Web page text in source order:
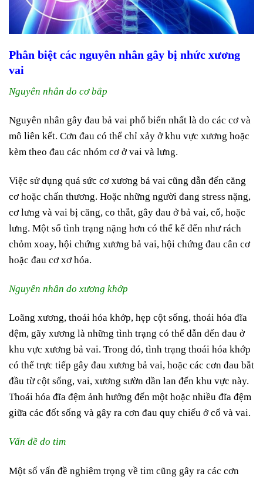
Phân biệt các nguyên nhân gây bị nhức xương
vai
Nguyên nhân do cơ bắp
Nguyên nhân gây đau bả vai phổ biến nhất là do các cơ và
mô liên kết. Cơn đau có thể chỉ xảy ở khu vực xương hoặc
kèm theo đau các nhóm cơ ở vai và lưng.
Việc sử dụng quá sức cơ xương bả vai cũng dẫn đến căng
cơ hoặc chấn thương. Hoặc những người đang stress nặng,
cơ lưng và vai bị căng, co thắt, gây đau ở bả vai, cổ, hoặc
lưng. Một số tình trạng nặng hơn có thể kể đến như rách
chỏm xoay, hội chứng xương bả vai, hội chứng đau cân cơ
hoặc đau cơ xơ hóa.
Nguyên nhân do xương khớp
Loãng xương, thoái hóa khớp, hẹp cột sống, thoái hóa đĩa
đệm, gãy xương là những tình trạng có thể dẫn đến đau ở
khu vực xương bả vai. Trong đó, tình trạng thoái hóa khớp
có thể trực tiếp gây đau xương bả vai, hoặc các cơn đau bắt
đầu từ cột sống, vai, xương sườn dần lan đến khu vực này.
Thoái hóa đĩa đệm ảnh hưởng đến một hoặc nhiều đĩa đệm
giữa các đốt sống và gây ra cơn đau quy chiếu ở cổ và vai.
Vấn đề do tim
Một số vấn đề nghiêm trọng về tim cũng gây ra các cơn